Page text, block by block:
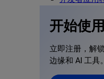
开始使
立即注册，解
边缘和 AI 工具。